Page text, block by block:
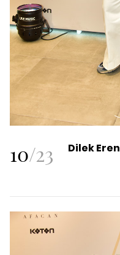
10/23 Dilek Eren